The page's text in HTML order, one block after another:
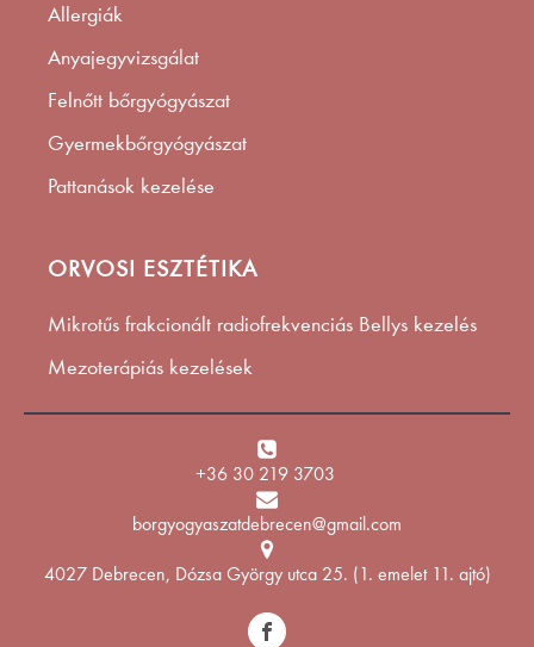
Allergiák
Anyajegyvizsgálat
Felnőtt bőrgyógyászat
Gyermekbőrgyógyászat
Pattanások kezelése
ORVOSI ESZTÉTIKA
Mikrotűs frakcionált radiofrekvenciás Bellys kezelés
Mezoterápiás kezelések
+36 30 219 3703
borgyogyaszatdebrecen@gmail.com
4027 Debrecen, Dózsa György utca 25. (1. emelet 11. ajtó)